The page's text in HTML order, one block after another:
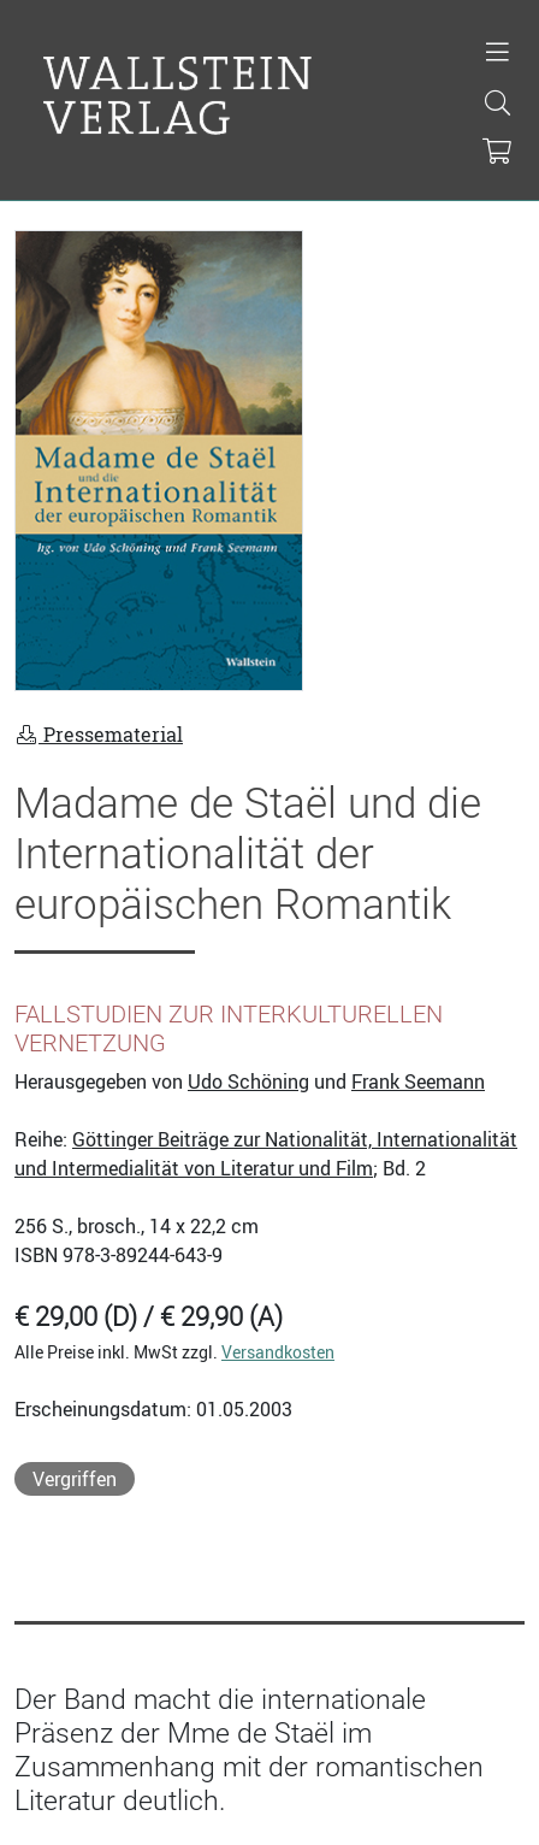
Pressematerial
Madame de Staël und die
Internationalität der
europäischen Romantik
FALLSTUDIEN ZUR INTERKULTURELLEN
VERNETZUNG
Herausgegeben von Udo Schöning und Frank Seemann
Reihe: Göttinger Beiträge zur Nationalität, Internationalität
und Intermedialität von Literatur und Film; Bd. 2
256 S., brosch., 14 x 22,2 cm
ISBN 978-3-89244-643-9
€ 29,00 (D) / € 29,90 (A)
Alle Preise inkl. MwSt zzgl. Versandkosten
Erscheinungsdatum: 01.05.2003
Vergriffen
Der Band macht die internationale
Präsenz der Mme de Staël im
Zusammenhang mit der romantischen
Literatur deutlich.